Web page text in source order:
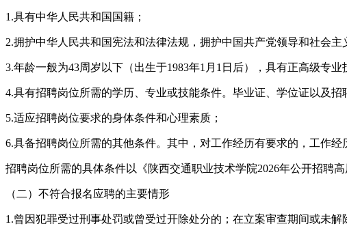
1.具有中华人民共和国国籍；
2.拥护中华人民共和国宪法和法律法规，拥护中国共产党领导和社会主
3.年龄一般为43周岁以下（出生于1983年1月1日后），具有正高级专
4.具有招聘岗位所需的学历、专业或技能条件。毕业证、学位证以及招
5.适应招聘岗位要求的身体条件和心理素质；
6.具备招聘岗位所需的其他条件。其中，对工作经历有要求的，工作经
招聘岗位所需的具体条件以《陕西交通职业技术学院2026年公开招聘
（二）不符合报名应聘的主要情形
1.曾因犯罪受过刑事处罚或曾受过开除处分的；在立案审查期间或未解